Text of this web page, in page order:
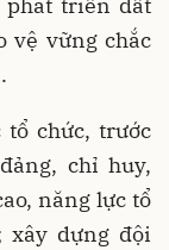
phát triển đất
vệ vững chắc
tổ chức, trước
chỉ huy,
năng lực tổ
xây dựng đội